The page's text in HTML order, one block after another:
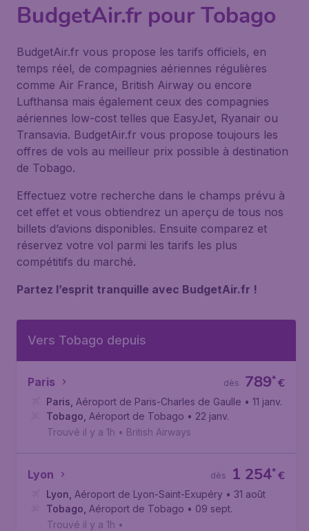
BudgetAir.fr pour Tobago
BudgetAir.fr vous propose les tarifs officiels, en
temps réel, de compagnies aériennes régulières
comme Air France, British Airway ou encore
Lufthansa mais également ceux des compagnies
aériennes low-cost telles que EasyJet, Ryanair ou
Transavia. BudgetAir.fr vous propose toujours les
offres de vols au meilleur prix possible à destination
de Tobago.
Effectuez votre recherche dans le champs prévu à
cet effet et vous obtiendrez un aperçu de tous nos
billets d’avions disponibles. Ensuite comparez et
réservez votre vol parmi les tarifs les plus
compétitifs du marché.
Partez l’esprit tranquille avec BudgetAir.fr !
Vers Tobago depuis
Paris €
789*
dès
Paris Aéroport de Paris-Charles de Gaulle • 11 janv.
Tobago Aéroport de Tobago • 22 janv.
Trouvé il y a 1h • British Airways
Lyon €
1 254*
dès
Lyon Aéroport de Lyon-Saint-Exupéry • 31 août
Tobago Aéroport de Tobago • 09 sept.
Trouvé il y a 1h •